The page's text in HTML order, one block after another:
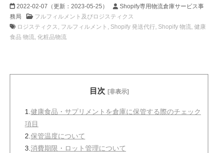
2022-02-07 （更新： 2023-05-25 ）
Shopify専用物流倉庫サービス事
務局
フルフィルメント及びロジスティクス
ロジスティクス
フルフィルメント Shopify 発送代行 Shopify 物流 健康
食品 物流 化粧品物流
目次 [非表示]
1. 健康食品・サプリメントを倉庫に保管する際のチェック
項目
2. 保管温度について
3. 消費期限・ロット管理について